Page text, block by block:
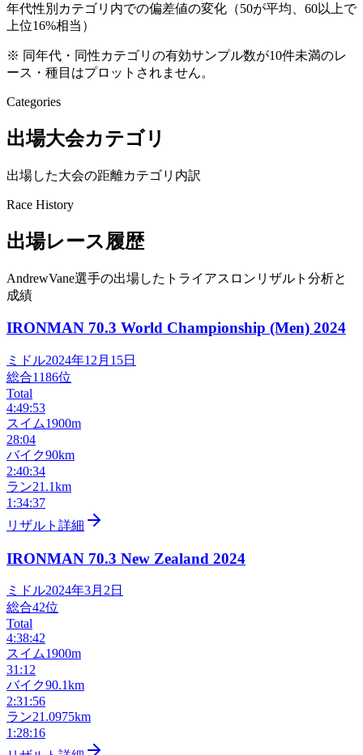
年代性別カテゴリ内での偏差値の変化（50が平均、60以上で
上位16%相当）
※ 同年代・同性カテゴリの有効サンプル数が10件未満のレ
ース・種目はプロットされません。
Categories
出場大会カテゴリ
出場した大会の距離カテゴリ内訳
Race History
出場レース履歴
AndrewVane選手の出場したトライアスロンリザルト分析と
成績
IRONMAN 70.3 World Championship (Men) 2024
ミドル2024年12月15日
総合1186位
Total
4:49:53
スイム1900m
28:04
バイク90km
2:40:34
ラン21.1km
1:34:37
リザルト詳細
IRONMAN 70.3 New Zealand 2024
ミドル2024年3月2日
総合42位
Total
4:38:42
スイム1900m
31:12
バイク90.1km
2:31:56
ラン21.0975km
1:28:16